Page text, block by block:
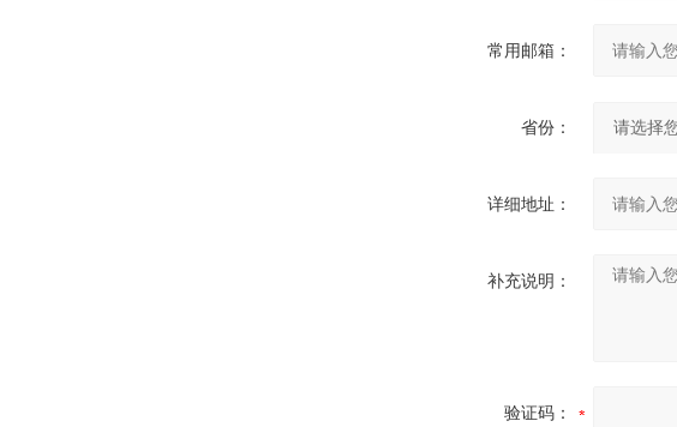
常用邮箱：
省份：
详细地址：
补充说明：
验证码：